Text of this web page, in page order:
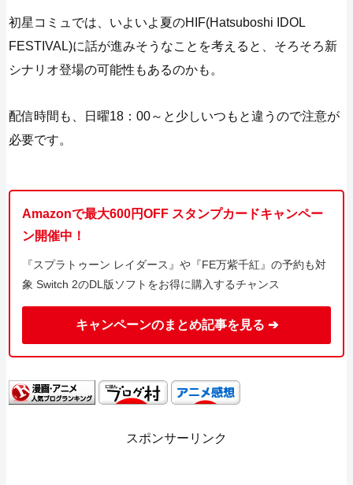
初星コミュでは、いよいよ夏のHIF(Hatsuboshi IDOL
FESTIVAL)に話が進みそうなことを考えると、そろそろ新
シナリオ登場の可能性もあるのかも。
配信時間も、日曜18：00～と少しいつもと違うので注意が
必要です。
Amazonで最大600円OFF スタンプカードキャンペー
ン開催中！
『スプラトゥーン レイダース』や『FE万紫千紅』の予約も対
象 Switch 2のDL版ソフトをお得に購入するチャンス
キャンペーンのまとめ記事を見る ➔
スポンサーリンク